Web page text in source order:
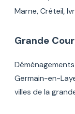
Marne, Créteil,
Grande
Germain-en-
villes de la